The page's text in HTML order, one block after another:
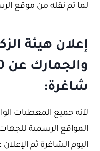
لما تم نقله من موقع
إعلان هيئة
شاغرة:
لآنه جميع المعطيات
المواقع الرسمية
اليوم الشاغرة ثم